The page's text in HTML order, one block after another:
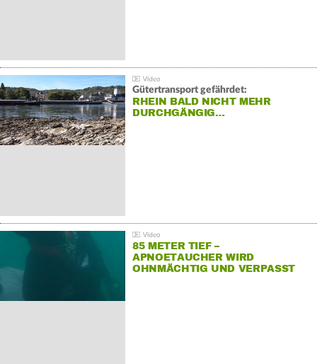
Gütertransport gefährdet:
RHEIN BALD NICHT MEHR
DURCHGÄNGIG…
85 METER TIEF –
APNOETAUCHER WIRD
OHNMÄCHTIG UND VERPASST